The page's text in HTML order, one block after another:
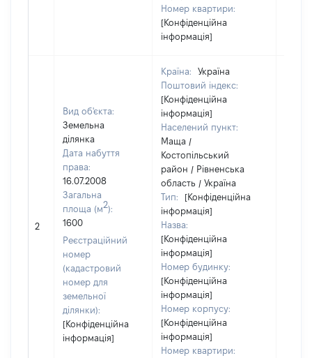
Номер квартири:
[Конфіденційна
інформація]
2
Вид об'єкта:
Земельна
ділянка
Дата набуття
права:
16.07.2008
Загальна
площа (м2):
1600
Реєстраційний
номер
(кадастровий
номер для
земельної
ділянки):
[Конфіденційна
інформація]
Країна:
Україна
Поштовий індекс:
[Конфіденційна
інформація]
Населений пункт:
Маща /
Костопільський
район / Рівненська
область / Україна
Тип:
[Конфіденційна
інформація]
Назва:
[Конфіденційна
інформація]
Номер будинку:
[Конфіденційна
інформація]
Номер корпусу:
[Конфіденційна
інформація]
Номер квартири: